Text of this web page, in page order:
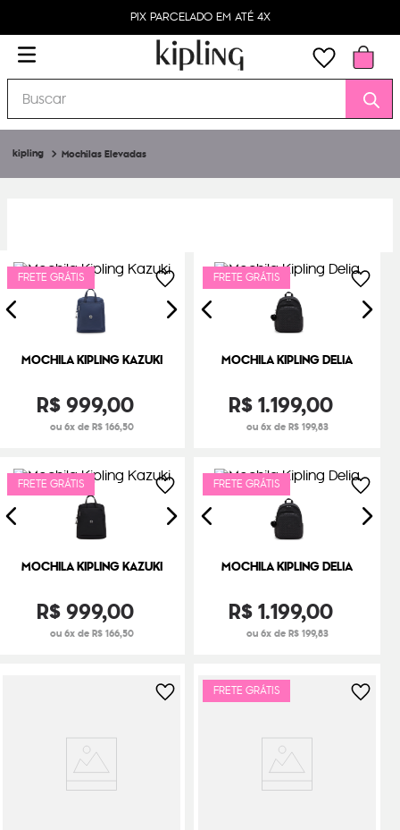
PIX PARCELADO EM ATÉ 4X
Buscar
Mochilas Elevadas
FRETE GRÁTIS
MOCHILA KIPLING KAZUKI
R$999,00
ou 6x de R$ 166,50
FRETE GRÁTIS
MOCHILA KIPLING DELIA
R$1.199,00
ou 6x de R$ 199,83
FRETE GRÁTIS
MOCHILA KIPLING KAZUKI
R$999,00
ou 6x de R$ 166,50
FRETE GRÁTIS
MOCHILA KIPLING DELIA
R$1.199,00
ou 6x de R$ 199,83
FRETE GRÁTIS